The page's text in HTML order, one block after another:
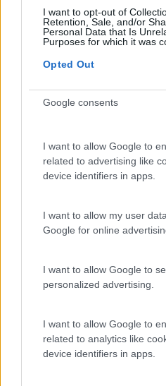
I want to opt-out of
Retention, Sale, and/or
Personal Data that Is
Purposes for which it was
Opted Out
Google consents
I want to allow Google to
related to advertising like
device identifiers in apps.
I want to allow my user
Google for online
I want to allow Google to
personalized advertising.
I want to allow Google to
related to analytics like
device identifiers in apps.
O futuro dos
decidir com
dados e os
Fazer
do piloto
“Formação
meter a mão
SKOLAE
sobre a